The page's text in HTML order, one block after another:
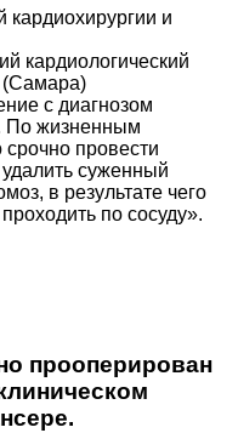
и
кардиологический
(Самара)
с диагнозом
По жизненным
провести
суженный
в результате чего
по сосуду».
прооперирован